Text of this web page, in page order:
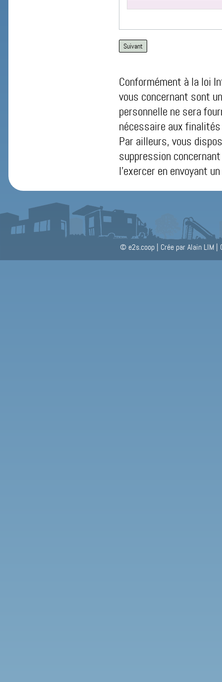
Conformément à la loi
vous concernant sont
personnelle ne sera
nécessaire aux
Par ailleurs, vous
suppression
l’exercer en envoyant
© e2s.coop | Crée par Alain LIM |